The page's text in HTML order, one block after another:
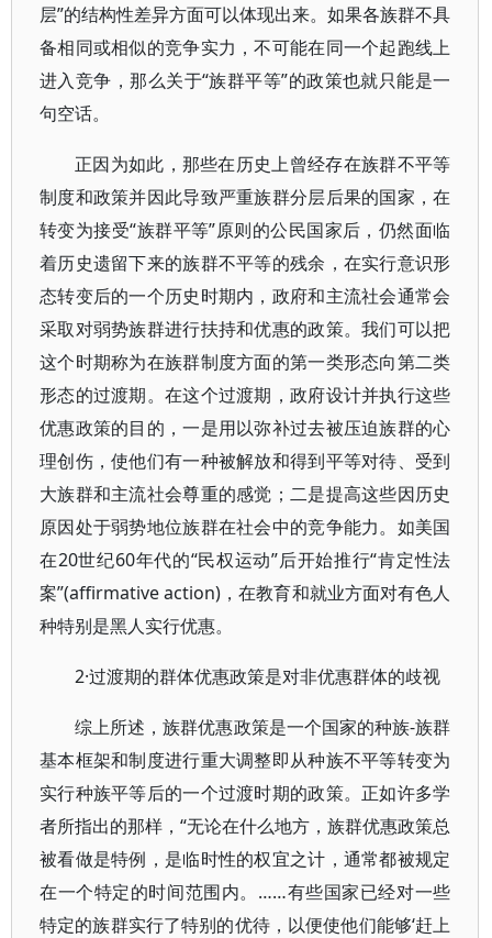
层”的结构性差异方面可以体现出来。如果各族群不具
备相同或相似的竞争实力，不可能在同一个起跑线上
进入竞争，那么关于“族群平等”的政策也就只能是一
句空话。
正因为如此，那些在历史上曾经存在族群不平等
制度和政策并因此导致严重族群分层后果的国家，在
转变为接受“族群平等”原则的公民国家后，仍然面临
着历史遗留下来的族群不平等的残余，在实行意识形
态转变后的一个历史时期内，政府和主流社会通常会
采取对弱势族群进行扶持和优惠的政策。我们可以把
这个时期称为在族群制度方面的第一类形态向第二类
形态的过渡期。在这个过渡期，政府设计并执行这些
优惠政策的目的，一是用以弥补过去被压迫族群的心
理创伤，使他们有一种被解放和得到平等对待、受到
大族群和主流社会尊重的感觉；二是提高这些因历史
原因处于弱势地位族群在社会中的竞争能力。如美国
在20世纪60年代的“民权运动”后开始推行“肯定性法
案”(affirmative action)，在教育和就业方面对有色人
种特别是黑人实行优惠。
2·过渡期的群体优惠政策是对非优惠群体的歧视
综上所述，族群优惠政策是一个国家的种族-族群
基本框架和制度进行重大调整即从种族不平等转变为
实行种族平等后的一个过渡时期的政策。正如许多学
者所指出的那样，“无论在什么地方，族群优惠政策总
被看做是特例，是临时性的权宜之计，通常都被规定
在一个特定的时间范围内。……有些国家已经对一些
特定的族群实行了特别的优待，以便使他们能够‘赶上